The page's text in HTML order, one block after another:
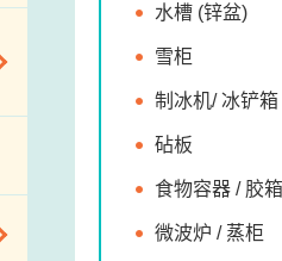
水槽 (锌盆)
雪柜
制冰机/ 冰铲箱
砧板
食物容器 / 胶箱
微波炉 / 蒸柜